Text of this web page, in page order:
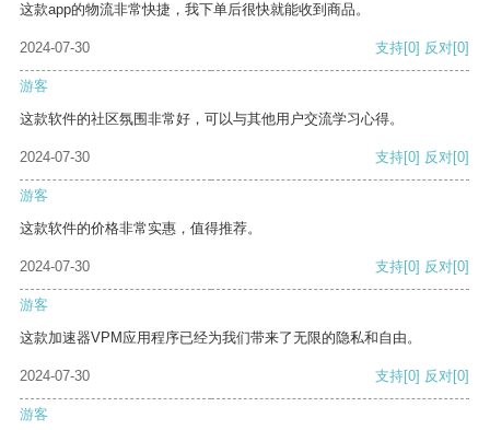
这款app的物流非常快捷，我下单后很快就能收到商品。
2024-07-30 支持[0] 反对[0]
游客
这款软件的社区氛围非常好，可以与其他用户交流学习心得。
2024-07-30 支持[0] 反对[0]
游客
这款软件的价格非常实惠，值得推荐。
2024-07-30 支持[0] 反对[0]
游客
这款加速器VPM应用程序已经为我们带来了无限的隐私和自由。
2024-07-30 支持[0] 反对[0]
游客